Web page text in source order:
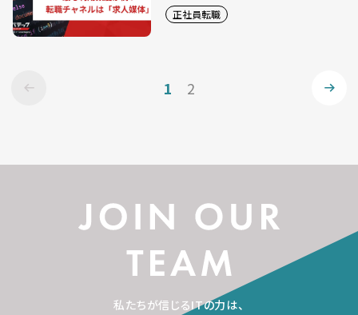
正社員転職
1 2
私たちが信じるITの力は、